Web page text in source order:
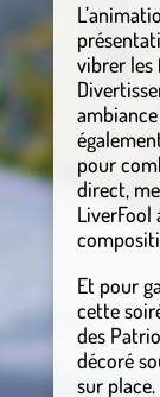
vibrer les
pour
direct,
LiverFool
Et pour
cette
des
décoré
sur place.